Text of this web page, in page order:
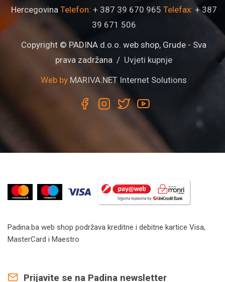
Hercegovina Telefon: + 387 39 670 965 Telefax: + 387
39 671 506
Copyright © PADINA d.o.o. web shop, Grude - Sva
prava zadržana / Uvjeti kupnje
Web by MARIVA.NET Internet Solutions
Padina.ba web shop podržava kreditne i debitne kartice Visa,
MasterCard i Maestro
Prijavite se na Padina newsletter